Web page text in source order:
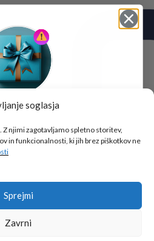
soglasja
njimi zagotavljamo spletno storitev,
in funkcionalnosti, ki jih brez piškotkov ne
Sprejmi
Zavrni
Tukaj je!
darila